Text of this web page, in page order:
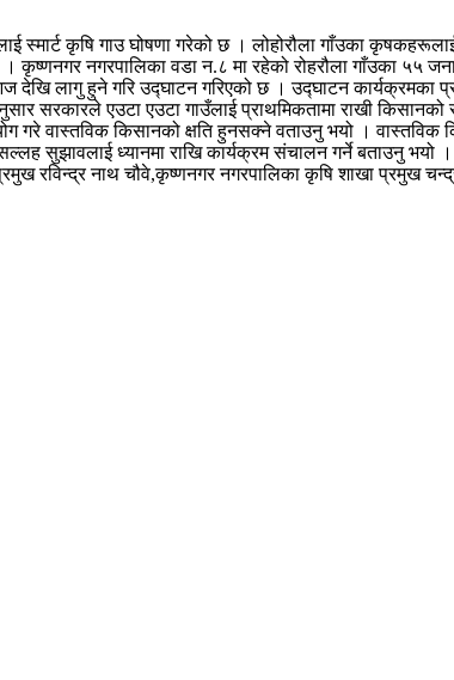
स्मार्ट कृषि गाउ घोषणा गरेको छ । लोहोरौला गाँउका
। कृष्णनगर नगरपालिका वडा न.८ मा रहेको रोहरौला गाँउका
आज देखि लागु हुने गरि उद्घाटन गरिएको छ । उद्घाटन
सरकारले एउटा एउटा गाउँलाई प्राथमिकतामा राखी
वास्तविक किसानको क्षति हुनसक्ने वताउनु भयो । वास्तविक
सुझावलाई ध्यानमा राखि कार्यक्रम संचालन गर्ने बताउनु भयो
रविन्द्र नाथ चौवे,कृष्णनगर नगरपालिका कृषि शाखा प्रमुख